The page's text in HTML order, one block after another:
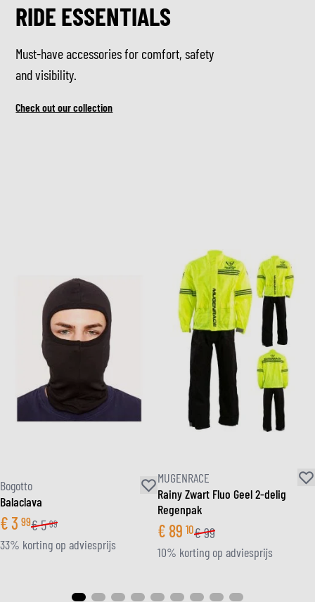
RIDE ESSENTIALS
Must-have accessories for comfort, safety
and visibility.
Check out our collection
Bogotto
Balaclava
€3 99€5 99
33% korting op adviesprijs
MUGENRACE
Rainy Zwart Fluo Geel 2-delig
Regenpak
€ 89 10€99
10% korting op adviesprijs